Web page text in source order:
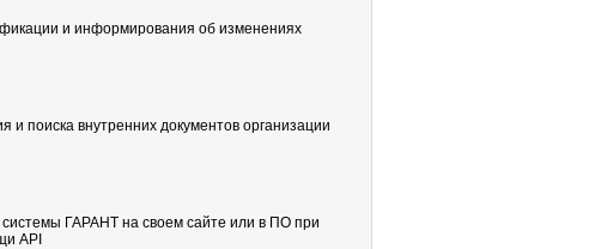
и информирования об изменениях
поиска внутренних документов организации
ГАРАНТ на своем сайте или в ПО при
API